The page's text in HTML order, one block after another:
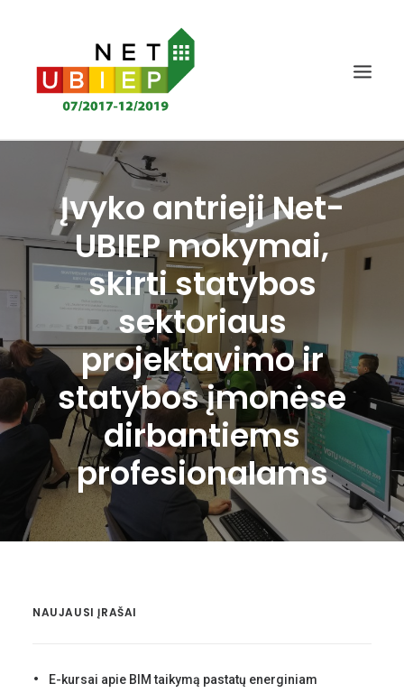
TITULINIS
NET-UBIEP PROJEKTAS
REZULTATAI
NAUJIENOS IR RENGINIAI
KOMPETENCIJŲ VERTINIMAS
ŽINIŲ BAZĖ
DALYVIAI
KONTAKTAI
LOG IN
LIETUVIŠKAI
Įvyko antrieji Net-
UBIEP mokymai,
skirti statybos
sektoriaus
projektavimo ir
statybos įmonėse
dirbantiems
profesionalams
NAUJAUSI ĮRAŠAI
E-kursai apie BIM taikymą pastatų energiniam